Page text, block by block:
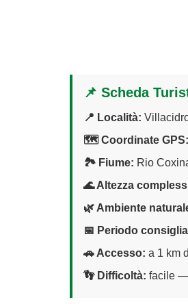
📌 Scheda
📍 Località:
🗺 Coordinate GPS:
🏞 Fiume: Rio
🌊 Altezza
🌿 Ambiente
📅 Periodo
🚗 Accesso: a 1 km
👣 Difficoltà: facile —